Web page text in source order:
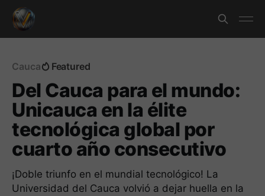
Cauca Featured
Del Cauca para el mundo:
Unicauca en la élite
tecnológica global por
cuarto año consecutivo
¡Doble triunfo en el mundial tecnológico! La
Universidad del Cauca volvió a dejar huella en la